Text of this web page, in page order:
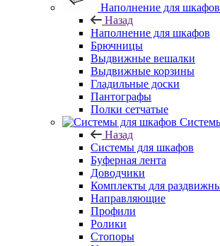
Наполнение для шкафов
Назад
Наполнение для шкафов
Брючницы
Выдвижные вешалки
Выдвижные корзины
Гладильные доски
Пантографы
Полки сетчатые
Назад
Системы для шкафов
Буферная лента
Доводчики
Комплекты для
Направляющие
Профили
Ролики
Стопоры